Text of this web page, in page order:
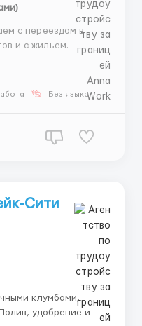
с переездом в
и с жильем.
Без языка
Сити